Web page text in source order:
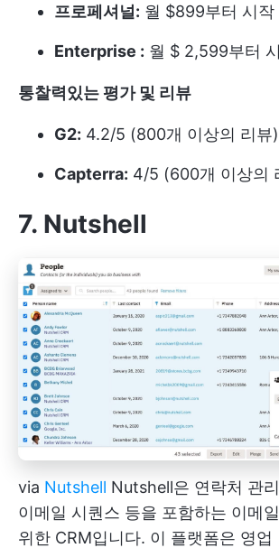
프로페셔널: 월 $899부터 시작
Enterprise : 월 $ 2,599부터
통찰력있는 평가 및 리뷰
G2: 4.2/5 (800개 이상의 리뷰)
Capterra: 4/5 (600개 이상의
7. Nutshell
via Nutshell Nutshell은 연락처 관
이메일 시퀀스 등을 포함하는 이메
위한 CRM입니다. 이 플랫폼은 영업